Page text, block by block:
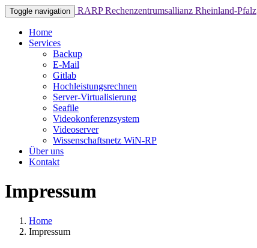
Toggle navigation RARPRechenzentrumsallianz Rheinland-Pfalz
Home
Services
Backup
E-Mail
Gitlab
Hochleistungsrechnen
Server-Virtualisierung
Seafile
Videokonferenzsystem
Videoserver
Wissenschaftsnetz WiN-RP
Über uns
Kontakt
Impressum
Home
Impressum